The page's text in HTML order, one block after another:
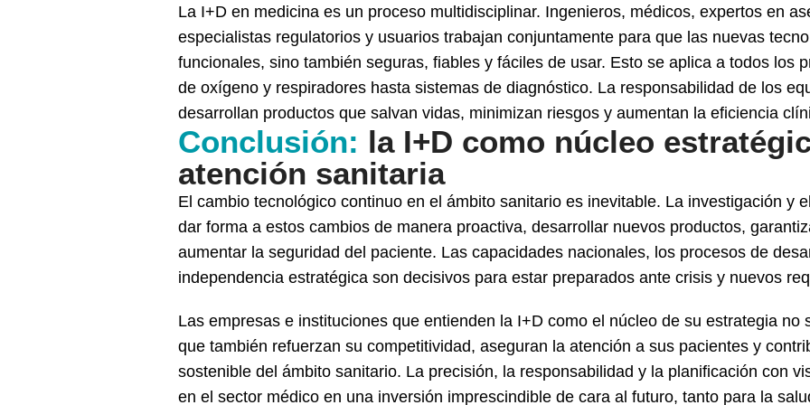
La I+D en medicina es un proceso multidisciplinar. Ingenieros, médicos, expertos en
especialistas regulatorios y usuarios trabajan conjuntamente para que las nuevas
funcionales, sino también seguras, fiables y fáciles de usar. Esto se aplica a todos los
de oxígeno y respiradores hasta sistemas de diagnóstico. La responsabilidad de los
desarrollan productos que salvan vidas, minimizan riesgos y aumentan la eficiencia
Conclusión: la I+D como núcleo
atención sanitaria
El cambio tecnológico continuo en el ámbito sanitario es inevitable. La investigación y
dar forma a estos cambios de manera proactiva, desarrollar nuevos productos,
aumentar la seguridad del paciente. Las capacidades nacionales, los procesos de
independencia estratégica son decisivos para estar preparados ante crisis y nuevos
Las empresas e instituciones que entienden la I+D como el núcleo de su estrategia no
que también refuerzan su competitividad, aseguran la atención a sus pacientes y
sostenible del ámbito sanitario. La precisión, la responsabilidad y la planificación con
en el sector médico en una inversión imprescindible de cara al futuro, tanto para la